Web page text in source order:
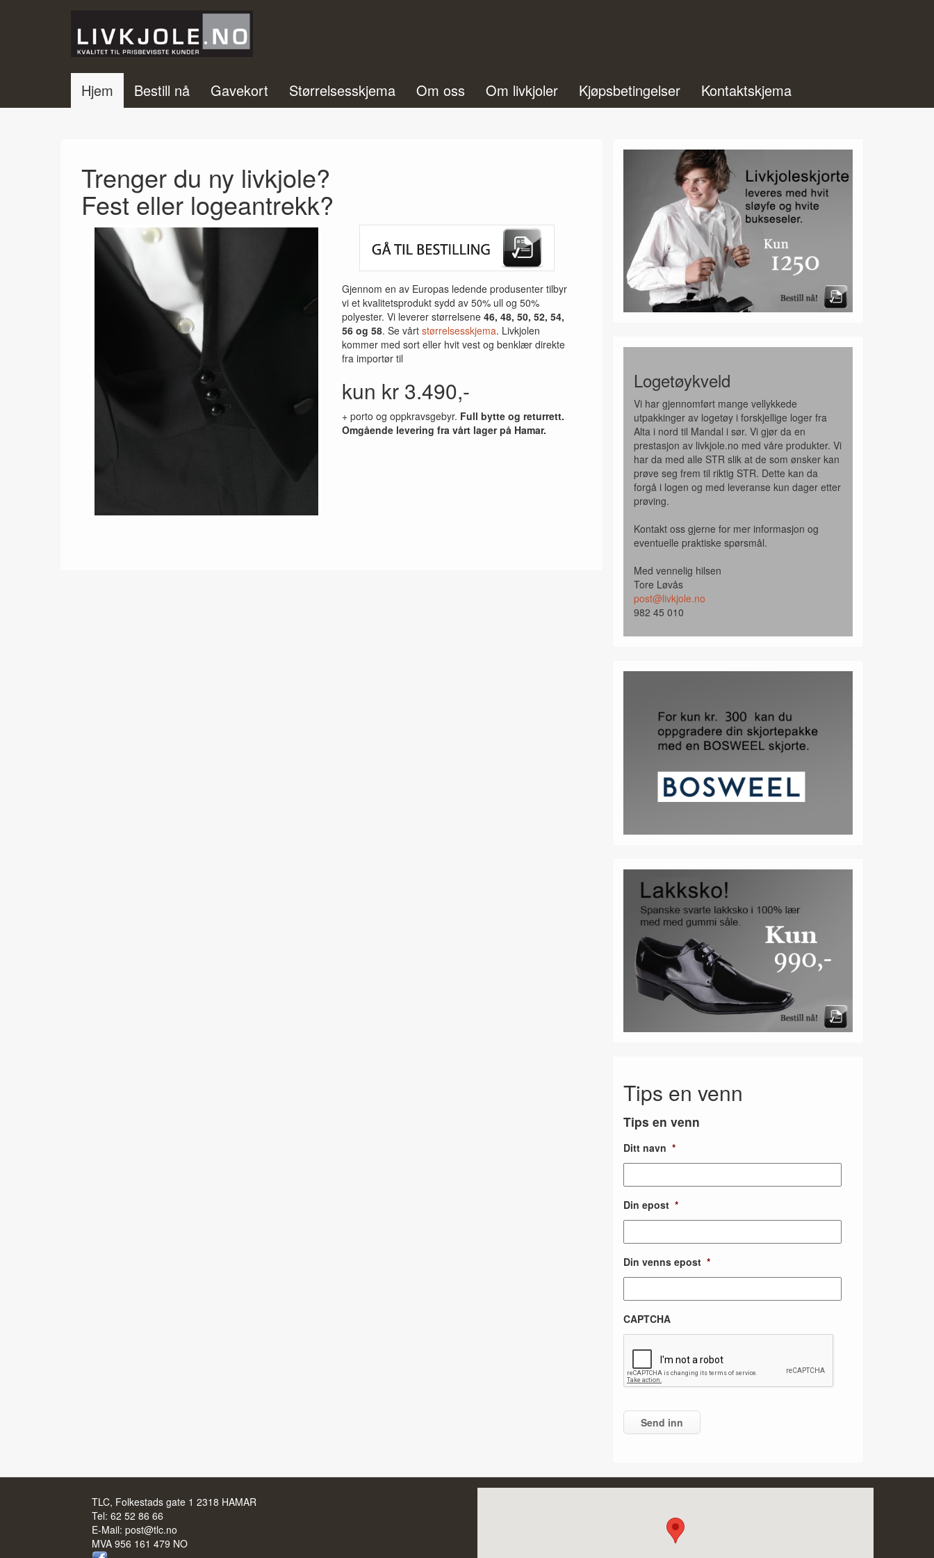
Hjem Bestill nå Gavekort Størrelsesskjema Om oss Om livkjoler Kjøpsbetingelser Kontaktskjema
Trenger du ny livkjole?
Fest eller logeantrekk?
Gjennom en av Europas ledende produsenter tilbyr
vi et kvalitetsprodukt sydd av 50% ull og 50%
polyester. Vi leverer størrelsene 46, 48, 50, 52, 54,
56 og 58. Se vårt størrelsesskjema. Livkjolen
kommer med sort eller hvit vest og benklær direkte
fra importør til
kun kr 3.490,-
+ porto og oppkravsgebyr. Full bytte og returrett.
Omgående levering fra vårt lager på Hamar.
Logetøykveld
Vi har gjennomført mange vellykkede
utpakkinger av logetøy i forskjellige loger fra
Alta i nord til Mandal i sør. Vi gjør da en
prestasjon av livkjole.no med våre produkter. Vi
har da med alle STR slik at de som ønsker kan
prøve seg frem til riktig STR. Dette kan da
forgå i logen og med leveranse kun dager etter
prøving.
Kontakt oss gjerne for mer informasjon og
eventuelle praktiske spørsmål.
Med vennelig hilsen
Tore Løvås
post@livkjole.no
982 45 010
Tips en venn
Tips en venn
Ditt navn *
Din epost *
Din venns epost *
CAPTCHA
TLC, Folkestads gate 1 2318 HAMAR
Tel: 62 52 86 66
E-Mail: post@tlc.no
MVA 956 161 479 NO